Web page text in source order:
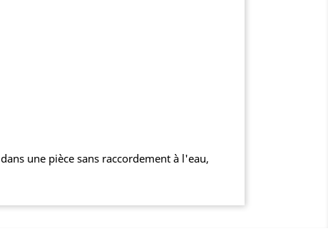
dans une pièce sans raccordement à l'eau,